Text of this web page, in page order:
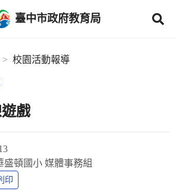
臺中市政府教育局
校園活動報導
戲
盛頓國小 媒體事務組
印